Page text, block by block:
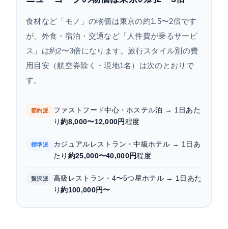
ニューヨークの物価が高くても節約する方法
よくある質問
まとめ｜ニューヨーク物価のポイント
食材など「モノ」の物価は東京の約1.5〜2倍です
が、外食・宿泊・交通など「人件費が乗るサービ
ス」は約2〜3倍になります。旅行スタイル別の費
用目安（航空券除く・現地1名）は次のとおりで
す。
節約派
ファストフード中心・ホステル泊 → 1日あた
り約8,000〜12,000円程度
標準派
カジュアルレストラン・中級ホテル → 1日あ
たり 約25,000〜40,000円程度
贅沢派
高級レストラン・4〜5つ星ホテル → 1日あた
り約100,000円〜